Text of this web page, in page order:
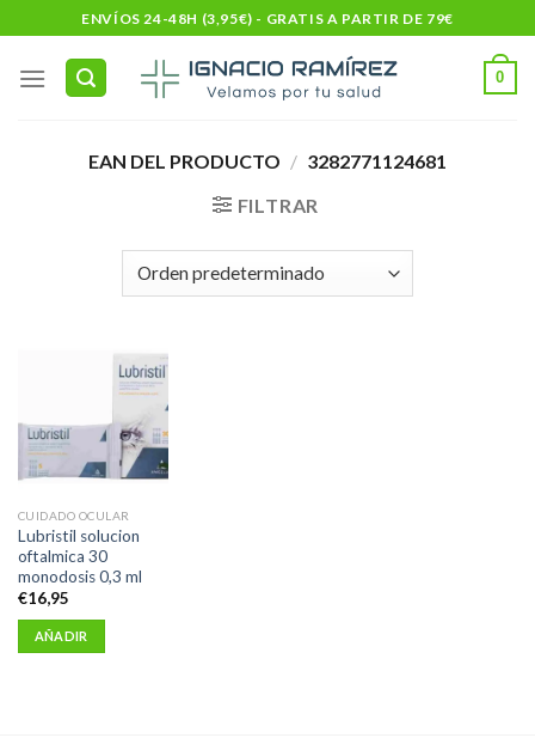
to
content
ENVÍOS 24-48H (3,95€) - GRATIS A PARTIR DE 79€
0
EAN DEL PRODUCTO / 3282771124681
FILTRAR
CUIDADO OCULAR
Lubristil solucion
oftalmica 30
monodosis 0,3 ml
€16,95
AÑADIR